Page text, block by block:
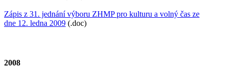
Zápis z 31. jednání výboru ZHMP pro kulturu a volný čas ze
dne 12. ledna 2009 (.doc)
2008